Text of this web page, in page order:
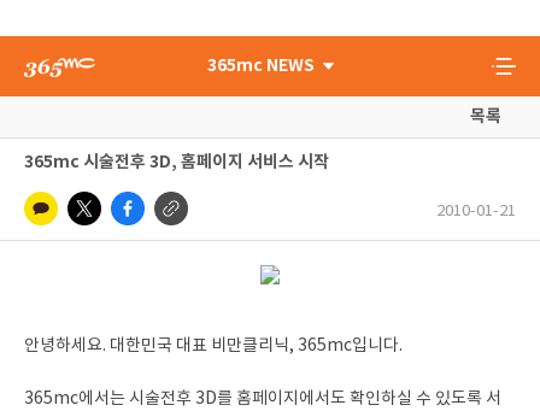
365mc NEWS
목록
365mc 시술전후 3D, 홈페이지 서비스 시작
2010-01-21
안녕하세요. 대한민국 대표 비만클리닉, 365mc입니다.
365mc에서는 시술전후 3D를 홈페이지에서도 확인하실 수 있도록 서